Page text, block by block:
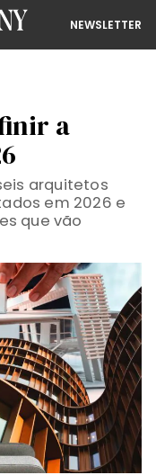
NEWSLETTER
a
arquitetos
em 2026 e
que vão